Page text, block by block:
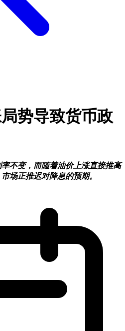
势导致货币政
不变，而随着油价上涨直接推高
场正推迟对降息的预期。